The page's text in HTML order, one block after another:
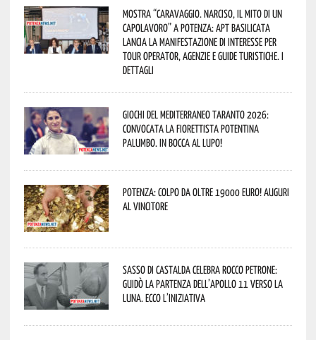
Mostra “Caravaggio. Narciso, il mito di un
capolavoro” a Potenza: APT Basilicata
lancia la manifestazione di interesse per
Tour Operator, Agenzie e Guide Turistiche. I
dettagli
Giochi del Mediterraneo Taranto 2026:
convocata la fiorettista potentina
Palumbo. In bocca al lupo!
Potenza: colpo da oltre 19000 Euro! Auguri
al vincitore
Sasso di Castalda celebra Rocco Petrone:
guidò la partenza dell’Apollo 11 verso la
Luna. Ecco l’iniziativa